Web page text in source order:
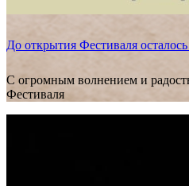
До открытия Фестиваля
С огромным волнением и
Фестиваля